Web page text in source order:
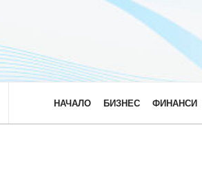
НАЧАЛО БИЗНЕС ФИНАНСИ